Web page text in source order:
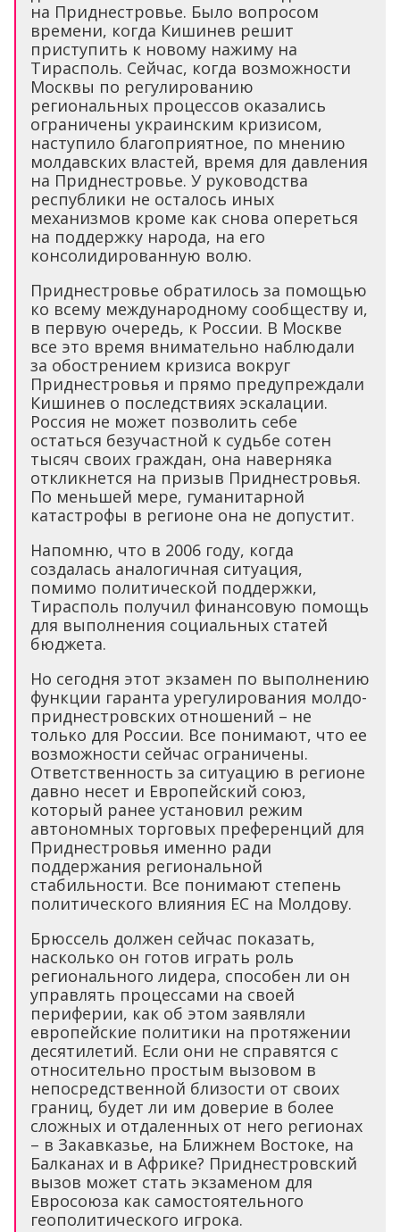
на Приднестровье. Было вопросом
времени, когда Кишинев решит
приступить к новому нажиму на
Тирасполь. Сейчас, когда возможности
Москвы по регулированию
региональных процессов оказались
ограничены украинским кризисом,
наступило благоприятное, по мнению
молдавских властей, время для давления
на Приднестровье. У руководства
республики не осталось иных
механизмов кроме как снова опереться
на поддержку народа, на его
консолидированную волю.
Приднестровье обратилось за помощью
ко всему международному сообществу и,
в первую очередь, к России. В Москве
все это время внимательно наблюдали
за обострением кризиса вокруг
Приднестровья и прямо предупреждали
Кишинев о последствиях эскалации.
Россия не может позволить себе
остаться безучастной к судьбе сотен
тысяч своих граждан, она наверняка
откликнется на призыв Приднестровья.
По меньшей мере, гуманитарной
катастрофы в регионе она не допустит.
Напомню, что в 2006 году, когда
создалась аналогичная ситуация,
помимо политической поддержки,
Тирасполь получил финансовую помощь
для выполнения социальных статей
бюджета.
Но сегодня этот экзамен по выполнению
функции гаранта урегулирования молдо-
приднестровских отношений – не
только для России. Все понимают, что ее
возможности сейчас ограничены.
Ответственность за ситуацию в регионе
давно несет и Европейский союз,
который ранее установил режим
автономных торговых преференций для
Приднестровья именно ради
поддержания региональной
стабильности. Все понимают степень
политического влияния ЕС на Молдову.
Брюссель должен сейчас показать,
насколько он готов играть роль
регионального лидера, способен ли он
управлять процессами на своей
периферии, как об этом заявляли
европейские политики на протяжении
десятилетий. Если они не справятся с
относительно простым вызовом в
непосредственной близости от своих
границ, будет ли им доверие в более
сложных и отдаленных от него регионах
– в Закавказье, на Ближнем Востоке, на
Балканах и в Африке? Приднестровский
вызов может стать экзаменом для
Евросоюза как самостоятельного
геополитического игрока.